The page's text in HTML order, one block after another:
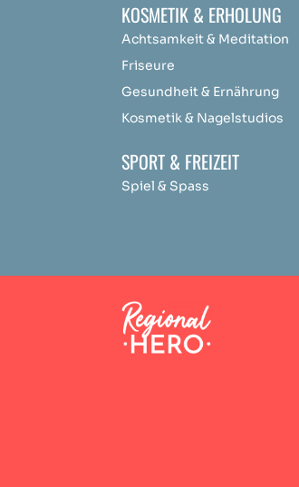
KOSMETIK & ERHOLUNG
Achtsamkeit & Meditation
Friseure
Gesundheit & Ernährung
Kosmetik & Nagelstudios
SPORT & FREIZEIT
Spiel & Spass